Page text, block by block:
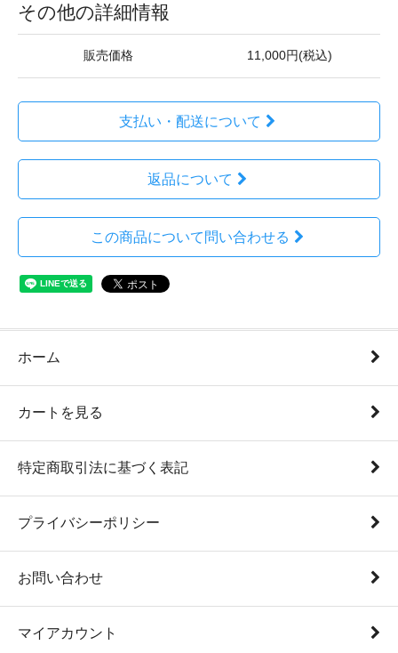
その他の詳細情報
販売価格 11,000円(税込)
支払い・配送について
返品について
この商品について問い合わせる
ホーム
カートを見る
特定商取引法に基づく表記
プライバシーポリシー
お問い合わせ
マイアカウント